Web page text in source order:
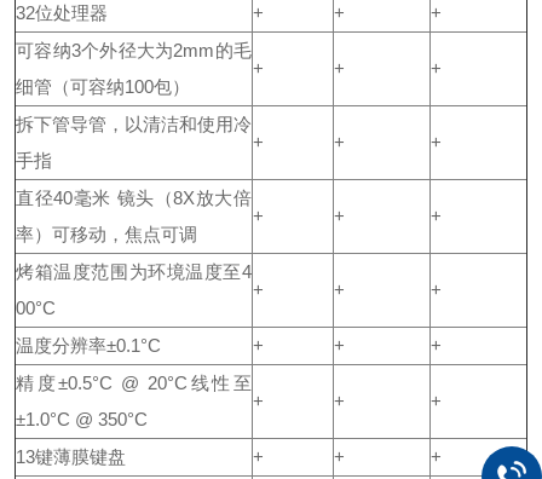
32位处理器 + +
+
可容纳3个外径大为2mm的毛
细管（可容纳100包）
+ + +
拆下管导管，以清洁和使用冷
手指
+ + +
直径40毫米 镜头（8X放大倍
率）可移动，焦点可调
+ + +
烤箱温度范围为环境温度至4
00°C
+ + +
温度分辨率±0.1°C + +
+
精度±0.5°C @ 20°C线性至
±1.0°C @ 350°C
+ + +
13键薄膜键盘 + +
+